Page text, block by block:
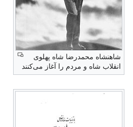
شاهنشاه محمدرضا شاه پهلوی
انقلاب شاه و مردم را آغاز می‌کنند